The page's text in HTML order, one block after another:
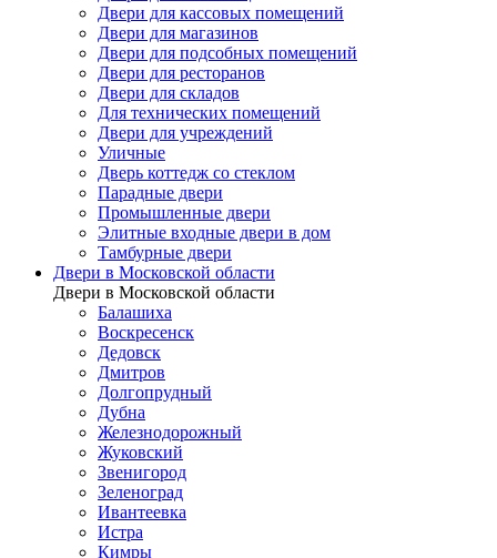
Двери для кассовых помещений
Двери для магазинов
Двери для подсобных помещений
Двери для ресторанов
Двери для складов
Для технических помещений
Двери для учреждений
Уличные
Дверь коттедж со стеклом
Парадные двери
Промышленные двери
Элитные входные двери в дом
Тамбурные двери
Двери в Московской области
Двери в Московской области
Балашиха
Воскресенск
Дедовск
Дмитров
Долгопрудный
Дубна
Железнодорожный
Жуковский
Звенигород
Зеленоград
Ивантеевка
Истра
Кимры